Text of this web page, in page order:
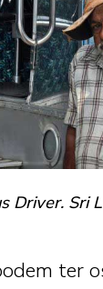
Driver. Sri
ter